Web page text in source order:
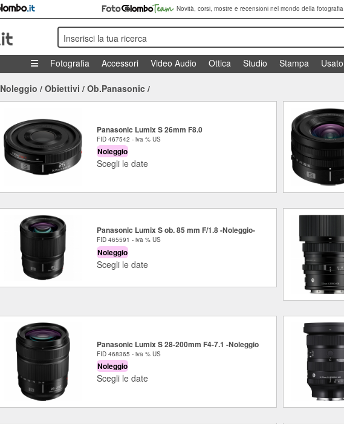
Novità, corsi, mostre e recensioni nel mondo della fotografia
Inserisci la tua ricerca
Fotografia
Accessori Video Audio Ottica Studio Stampa Usato
Noleggio / Obiettivi / Ob.Panasonic /
Panasonic Lumix S 26mm F8.0
FID 467542 - iva % US
Noleggio
Scegli le date
Panasonic Lumix S ob. 85 mm F/1.8 -Noleggio-
FID 465591 - iva % US
Noleggio
Scegli le date
Panasonic Lumix S 28-200mm F4-7.1 -Noleggio
FID 468365 - iva % US
Noleggio
Scegli le date